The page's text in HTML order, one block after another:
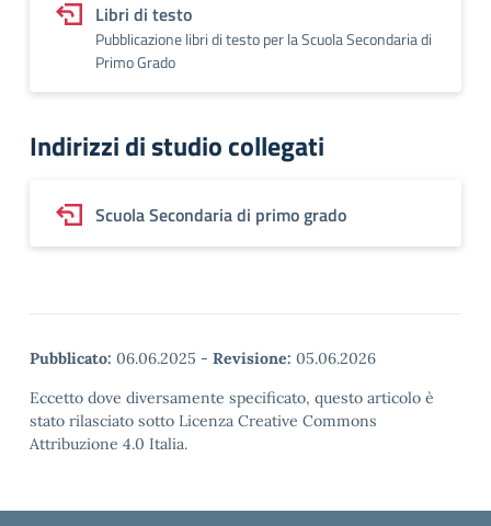
Libri di testo
Pubblicazione libri di testo per la Scuola Secondaria di
Primo Grado
Indirizzi di studio collegati
Scuola Secondaria di primo grado
Pubblicato: 06.06.2025 - Revisione: 05.06.2026
Eccetto dove diversamente specificato, questo articolo è
stato rilasciato sotto Licenza Creative Commons
Attribuzione 4.0 Italia.